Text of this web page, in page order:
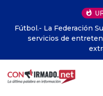
Fútbol.- La Federación
servicios de